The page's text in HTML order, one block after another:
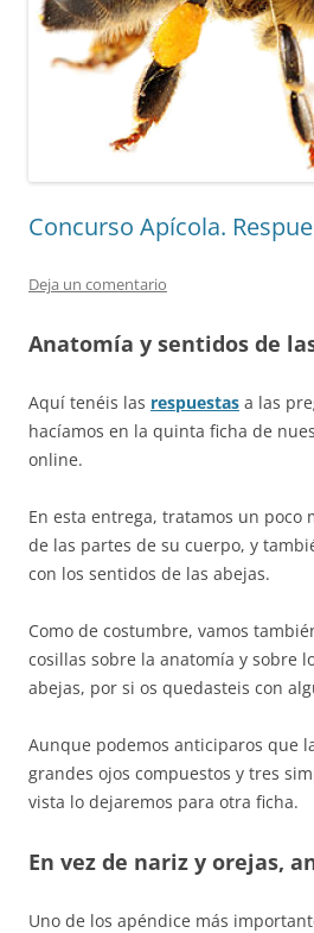
Concurso Apícola.
Deja un comentario
Anatomía y sentidos de
Aquí tenéis las respuestas a las
hacíamos en la quinta ficha de
online.
En esta entrega, tratamos un poco
de las partes de su cuerpo, y
con los sentidos de las abejas.
Como de costumbre, vamos
cosillas sobre la anatomía y sobre
abejas, por si os quedasteis con
Aunque podemos anticiparos que
grandes ojos compuestos y tres
vista lo dejaremos para otra ficha.
En vez de nariz y orejas,
Uno de los apéndice más